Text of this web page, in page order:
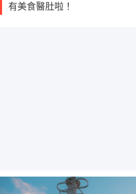
有美食醫肚啦！